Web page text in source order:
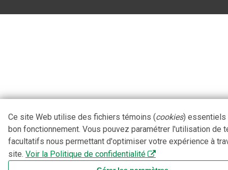
Ce site Web utilise des fichiers témoins (cookies) essentiels
bon fonctionnement. Vous pouvez paramétrer l'utilisation de
facultatifs nous permettant d'optimiser votre expérience à
site. Voir la Politique de confidentialité